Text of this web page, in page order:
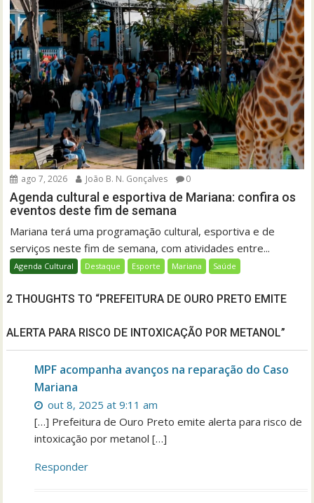
ago 7, 2026 João B. N. Gonçalves 0
Agenda cultural e esportiva de Mariana: confira os
eventos deste fim de semana
Mariana terá uma programação cultural, esportiva e de
serviços neste fim de semana, com atividades entre...
Agenda Cultural Destaque Esporte Mariana Saúde
2 THOUGHTS TO “PREFEITURA DE OURO PRETO EMITE
ALERTA PARA RISCO DE INTOXICAÇÃO POR METANOL”
MPF acompanha avanços na reparação do Caso
Mariana
out 8, 2025 at 9:11 am
[…] Prefeitura de Ouro Preto emite alerta para risco de
intoxicação por metanol […]
Responder